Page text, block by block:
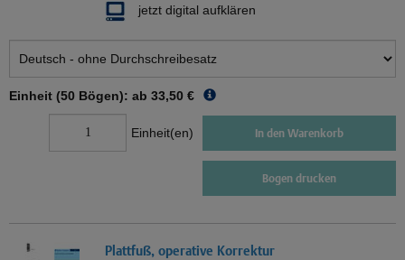
jetzt digital aufklären
Einheit (50 Bögen): ab 33,50 €
Einheit(en) In den Warenkorb
Bogen drucken
Plattfuß, operative Korrektur